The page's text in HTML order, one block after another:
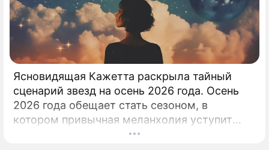
Ясновидящая Кажетта раскрыла тайный
сценарий звезд на осень 2026 года. Осень
2026 года обещает стать сезоном, в
котором привычная меланхолия уступит
место активному движению, полезным